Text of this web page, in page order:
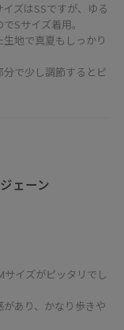
ズはSSですが、ゆる
Sサイズ着用。
地で真夏もしっかり
で少し調節するとピ
ェーン
サイズがピッタリでし
あり、かなり歩きや